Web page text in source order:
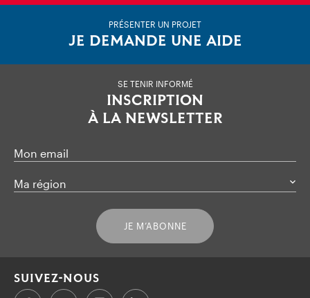
PRÉSENTER UN PROJET
JE DEMANDE UNE AIDE
SE TENIR INFORMÉ
INSCRIPTION
À LA NEWSLETTER
Mon email
Ma région
JE M’ABONNE
SUIVEZ-NOUS